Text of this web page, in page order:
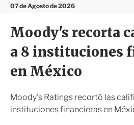
n
07 de Agosto de 2026
Moody's recorta
a 8 instituciones
en México
Moody's Ratings recortó las
instituciones financieras en